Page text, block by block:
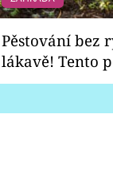
Pěstování bez
lákavě! Tento
vhodný jen